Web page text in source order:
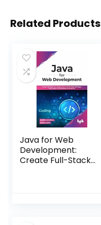
Related Products
Java for Web
Development:
Create Full-Stack